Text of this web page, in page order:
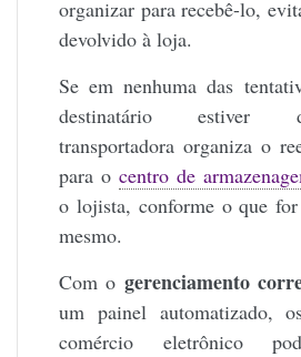
organizar para recebê-lo,
devolvido à loja.
Se em nenhuma das
destinatário estiver
transportadora organiza o
para ocentro de
o lojista, conforme o que
mesmo.
Com o gerenciamento
um painel automatizado,
comércio eletrônico